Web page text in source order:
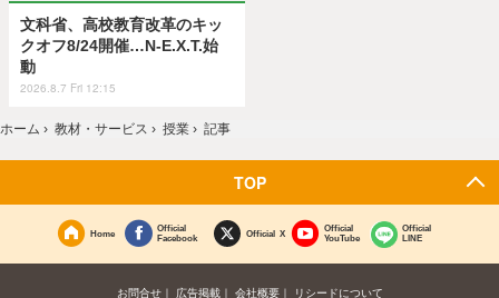
文科省、高校教育改革のキッ
クオフ8/24開催…N-E.X.T.始
動
2026.8.7 Fri 12:15
ホーム › 教材・サービス › 授業 › 記事
TOP
Home
Official
Facebook
Official X
Official
YouTube
Official
LINE
お問合せ 広告掲載 会社概要
リシードについて